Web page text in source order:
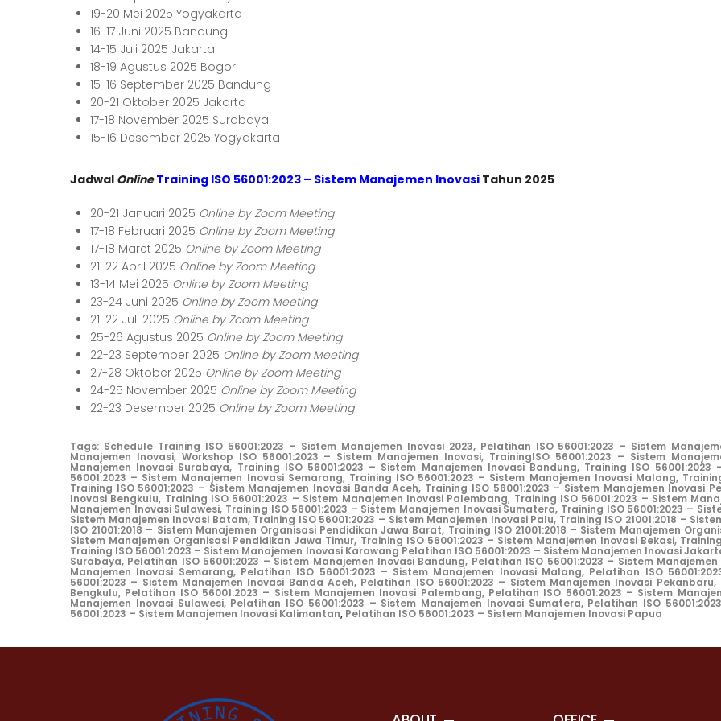
19-20 Mei 2025 Yogyakarta
16-17 Juni 2025 Bandung
14-15 Juli 2025 Jakarta
18-19 Agustus 2025 Bogor
15-16 September 2025 Bandung
20-21 Oktober 2025 Jakarta
17-18 November 2025 Surabaya
15-16 Desember 2025 Yogyakarta
Jadwal Online Training ISO 56001:2023 – Sistem Manajemen Inovasi Tahun 2025
20-21 Januari 2025 Online by Zoom Meeting
17-18 Februari 2025 Online by Zoom Meeting
17-18 Maret 2025 Online by Zoom Meeting
21-22 April 2025 Online by Zoom Meeting
13-14 Mei 2025 Online by Zoom Meeting
23-24 Juni 2025 Online by Zoom Meeting
21-22 Juli 2025 Online by Zoom Meeting
25-26 Agustus 2025 Online by Zoom Meeting
22-23 September 2025 Online by Zoom Meeting
27-28 Oktober 2025 Online by Zoom Meeting
24-25 November 2025 Online by Zoom Meeting
22-23 Desember 2025 Online by Zoom Meeting
Tags: Schedule Training ISO 56001:2023 – Sistem Manajemen Inovasi 2023, Pelatihan ISO 56001:2023 – Sistem
Manajemen Inovasi, Workshop ISO 56001:2023 – Sistem Manajemen Inovasi, TrainingISO 56001:2023 – Sistem
Manajemen Inovasi Surabaya, Training ISO 56001:2023 – Sistem Manajemen Inovasi Bandung, Training ISO
56001:2023 – Sistem Manajemen Inovasi Semarang, Training ISO 56001:2023 – Sistem Manajemen Inovasi Malang,
Training ISO 56001:2023 – Sistem Manajemen Inovasi Banda Aceh, Training ISO 56001:2023 – Sistem Manajemen Inovasi
Inovasi Bengkulu, Training ISO 56001:2023 – Sistem Manajemen Inovasi Palembang, Training ISO 56001:2023 – Sistem
Manajemen Inovasi Sulawesi, Training ISO 56001:2023 – Sistem Manajemen Inovasi Sumatera, Training ISO 56001:2023 –
Sistem Manajemen Inovasi Batam, Training ISO 56001:2023 – Sistem Manajemen Inovasi Palu, Training ISO 21001:2018 –
ISO 21001:2018 – Sistem Manajemen Organisasi Pendidikan Jawa Barat, Training ISO 21001:2018 – Sistem Manajemen
Sistem Manajemen Organisasi Pendidikan Jawa Timur, Training ISO 56001:2023 – Sistem Manajemen Inovasi Bekasi,
Training ISO 56001:2023 – Sistem Manajemen Inovasi KarawangPelatihan ISO 56001:2023 – Sistem Manajemen Inovasi
Surabaya, Pelatihan ISO 56001:2023 – Sistem Manajemen Inovasi Bandung, Pelatihan ISO 56001:2023 – Sistem
Manajemen Inovasi Semarang, Pelatihan ISO 56001:2023 – Sistem Manajemen Inovasi Malang, Pelatihan ISO
56001:2023 – Sistem Manajemen Inovasi Banda Aceh, Pelatihan ISO 56001:2023 – Sistem Manajemen Inovasi
Bengkulu, Pelatihan ISO 56001:2023 – Sistem Manajemen Inovasi Palembang, Pelatihan ISO 56001:2023 – Sistem
Manajemen Inovasi Sulawesi, Pelatihan ISO 56001:2023 – Sistem Manajemen Inovasi Sumatera, Pelatihan ISO
56001:2023 – Sistem Manajemen Inovasi Kalimantan, Pelatihan ISO 56001:2023 – Sistem Manajemen Inovasi Papua